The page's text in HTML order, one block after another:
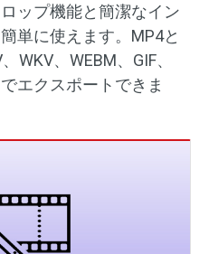
ップ機能と簡潔なイン
単に使えます。MP4と
WKV、WEBM、GIF、
エクスポートできま